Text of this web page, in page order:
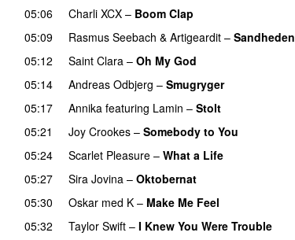
05:06 Charli XCX – Boom Clap
05:09
Rasmus Seebach & Artigeardit – Sandheden
05:12
Saint Clara – Oh My God
05:14
Andreas Odbjerg – Smugryger
05:17
Annika featuring Lamin – Stolt
05:21
Joy Crookes – Somebody to You
05:24
Scarlet Pleasure – What a Life
05:27
Sira Jovina – Oktobernat
05:30
Oskar med K – Make Me Feel
05:32
Taylor Swift – I Knew You Were Trouble